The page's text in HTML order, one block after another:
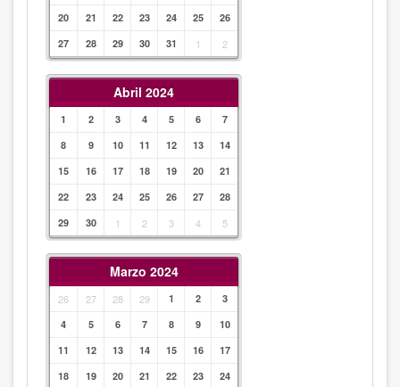
20
21 22 23 24 25
26
27
28 29 30 31 1 2
Abril 2024
1 2 3 4 5 6
7
8
9 10 11 12 13
14
15
16 17 18 19 20
21
22
23 24 25 26 27
28
29
30 1 2 3 4 5
Marzo 2024
26 27 28 29 1 2
3
4
5 6 7 8 9
10
11
12 13 14 15 16
17
18
19 20 21 22 23
24